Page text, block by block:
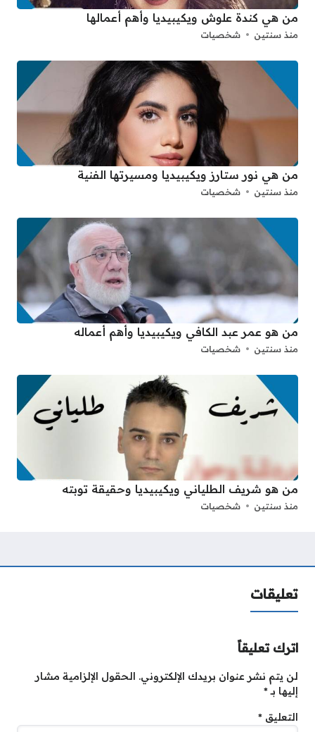
من هي كندة علوش ويكيبيديا وأهم أعمالها
منذ سنتين شخصيات
من هي نور ستارز ويكيبيديا ومسيرتها الفنية
منذ سنتين شخصيات
من هو عمر عبد الكافي ويكيبيديا وأهم أعماله
منذ سنتين شخصيات
من هو شريف الطلياني ويكيبيديا وحقيقة توبته
منذ سنتين شخصيات
تعليقات
اترك تعليقاً
لن يتم نشر عنوان بريدك الإلكتروني. الحقول الإلزامية مشار
إليها بـ*
التعليق *